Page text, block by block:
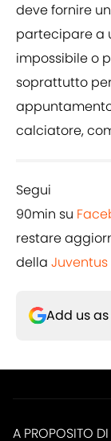
deve fornire
partecipare a
impossibile o
soprattutto
calciatore,
Segui
90min su
restare
della Juventus
Add us
A PROPOSITO